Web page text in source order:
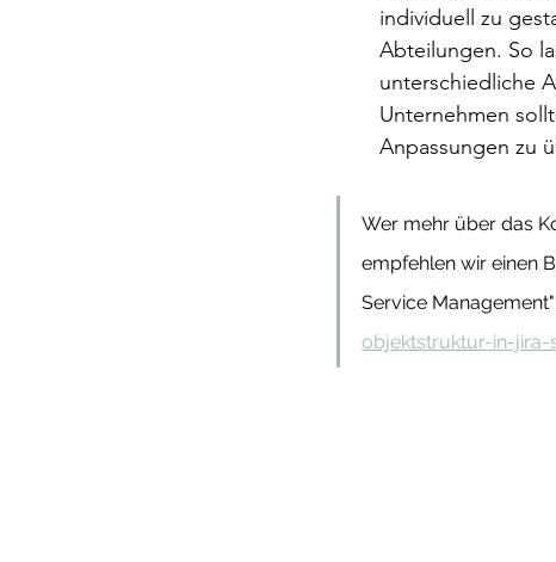
individuell zu
Abteilungen. So
unterschiedliche
Unternehmen
Anpassungen zu
Wer mehr über das
empfehlen wir einen
Service
objektstruktur-in-